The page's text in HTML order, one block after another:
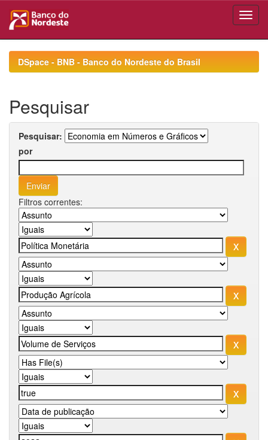
navigationDSpace - BNB - Banco do Nordeste do Brasil
Pesquisar
Pesquisar:
por
Filtros correntes: